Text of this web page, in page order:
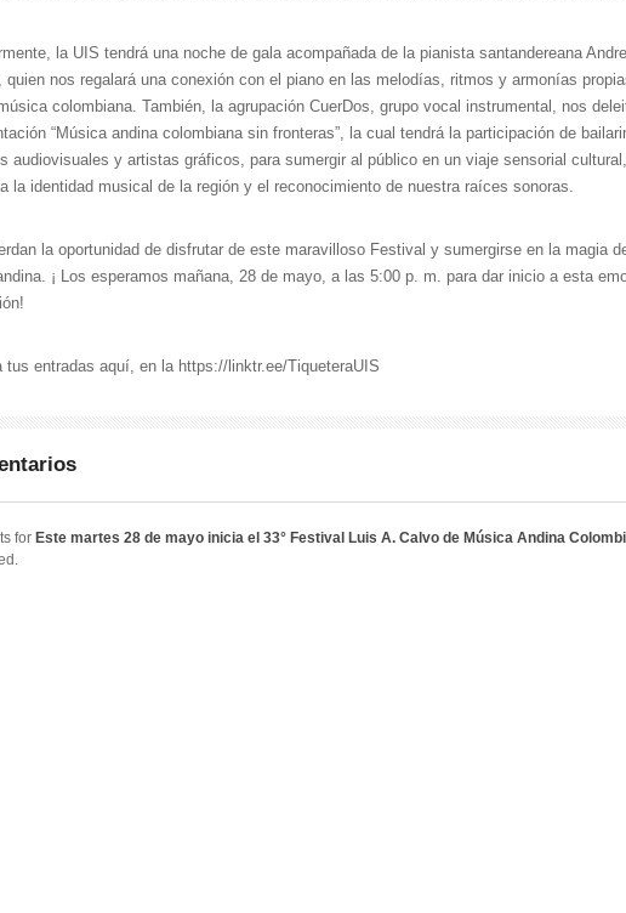
la UIS tendrá una noche de gala acompañada de la pianista santandereana
quien nos regalará una conexión con el piano en las melodías, ritmos y armonías
colombiana. También, la agrupación CuerDos, grupo vocal instrumental, nos
“Música andina colombiana sin fronteras”, la cual tendrá la participación de
audiovisuales y artistas gráficos, para sumergir al público en un viaje sensorial
la identidad musical de la región y el reconocimiento de nuestra raíces sonoras.
la oportunidad de disfrutar de este maravilloso Festival y sumergirse en la magia
¡ Los esperamos mañana, 28 de mayo, a las 5:00 p. m. para dar inicio a esta
tus entradas aquí, en la https://linktr.ee/TiqueteraUIS
for Este martes 28 de mayo inicia el 33° Festival Luis A. Calvo de Música Andina